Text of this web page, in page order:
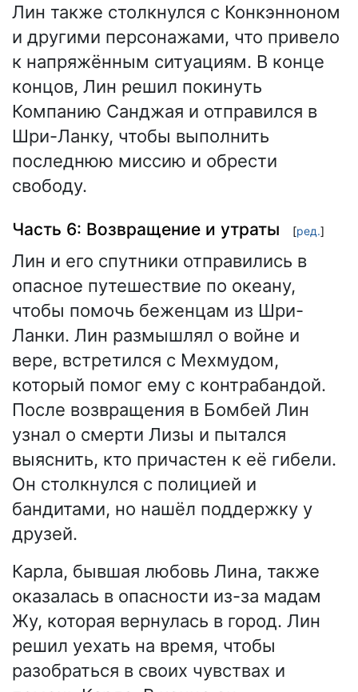
Лин также столкнулся с Конкэнноном
и другими персонажами, что привело
к напряжённым ситуациям. В конце
концов, Лин решил покинуть
Компанию Санджая и отправился в
Шри-Ланку, чтобы выполнить
последнюю миссию и обрести
свободу.
Часть 6: Возвращение и утраты [ред.]
Лин и его спутники отправились в
опасное путешествие по океану,
чтобы помочь беженцам из Шри-
Ланки. Лин размышлял о войне и
вере, встретился с Мехмудом,
который помог ему с контрабандой.
После возвращения в Бомбей Лин
узнал о смерти Лизы и пытался
выяснить, кто причастен к её гибели.
Он столкнулся с полицией и
бандитами, но нашёл поддержку у
друзей.
Карла, бывшая любовь Лина, также
оказалась в опасности из-за мадам
Жу, которая вернулась в город. Лин
решил уехать на время, чтобы
разобраться в своих чувствах и